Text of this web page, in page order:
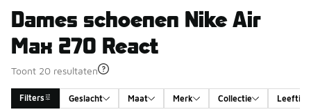
Dames schoenen Nike Air
Max 270 React
Toont 20 resultaten
Filters Geslacht Maat Merk Collectie